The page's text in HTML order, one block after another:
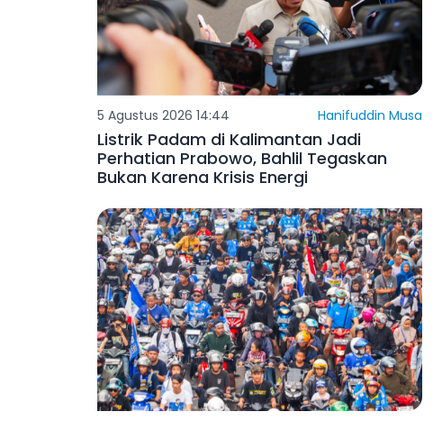
5 Agustus 2026 14:44 Hanifuddin Musa
Listrik Padam di Kalimantan Jadi
Perhatian Prabowo, Bahlil Tegaskan
Bukan Karena Krisis Energi